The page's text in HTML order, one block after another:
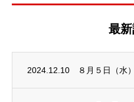
最
2024.12.10 ８月５日（水